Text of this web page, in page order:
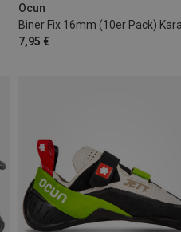
Ocun
7,95 €